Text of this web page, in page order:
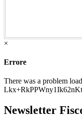
×
Errore
There was a problem
Newsletter